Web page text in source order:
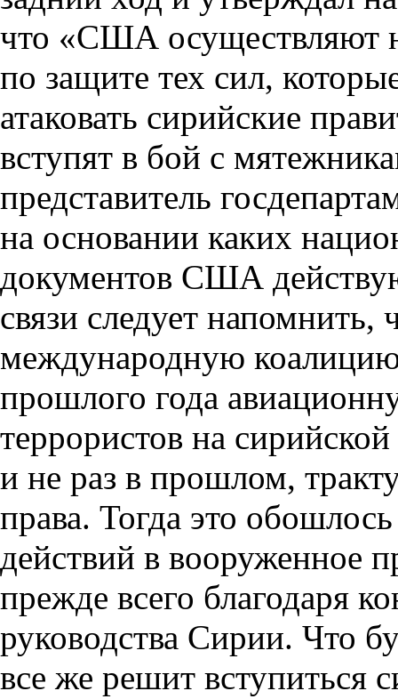
что «США осуществляют
по защите тех сил,
атаковать сирийские
вступят в бой с
представитель
на основании каких
документов США
связи следует напомнить,
международную
прошлого года
террористов на
и не раз в прошлом,
права. Тогда это
действий в вооруженное
прежде всего благодаря
руководства Сирии. Что
все же решит вступиться